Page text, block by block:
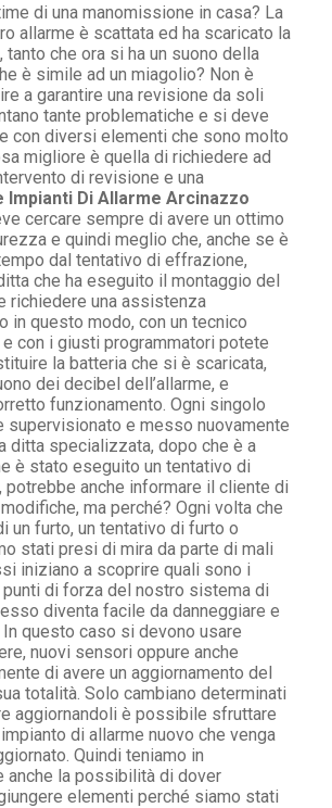
di una manomissione in casa? La
allarme è scattata ed ha scaricato la
tanto che ora si ha un suono della
è simile ad un miagolio? Non è
a garantire una revisione da soli
tante problematiche e si deve
con diversi elementi che sono molto
migliore è quella di richiedere ad
di revisione e una
Impianti Di Allarme Arcinazzo
cercare sempre di avere un ottimo
e quindi meglio che, anche se è
dal tentativo di effrazione,
che ha eseguito il montaggio del
richiedere una assistenza
in questo modo, con un tecnico
con i giusti programmatori potete
la batteria che si è scaricata,
dei decibel dell’allarme, e
funzionamento. Ogni singolo
supervisionato e messo nuovamente
ditta specializzata, dopo che è a
è stato eseguito un tentativo di
potrebbe anche informare il cliente di
ma perché? Ogni volta che
un furto, un tentativo di furto o
stati presi di mira da parte di mali
iniziano a scoprire quali sono i
di forza del nostro sistema di
diventa facile da danneggiare e
In questo caso si devono usare
nuovi sensori oppure anche
di avere un aggiornamento del
totalità. Solo cambiano determinati
aggiornandoli è possibile sfruttare
di allarme nuovo che venga
Quindi teniamo in
anche la possibilità di dover
elementi perché siamo stati